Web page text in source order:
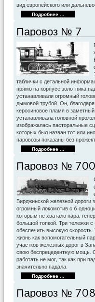
вид европейского или
Подробнее ...
Паровоз № 7
таблички с детальной
прямо на корпусе золотника
устанавливали огромный
дымовой трубой. Он,
керосиновое пламя в
устанавливала головной
изображалась пасторальные
которых был назван тот или
паровозы показаны без
Подробнее ...
Паровоз № 700
Вирджинской железной
огромный локомотив с 6
которым не хватало пара,
большой топкой. Три тележки
обеспечить высокую
жизнь как вспомогательный
участков железных дорог в
свою беспрецедентную мощь.
рабо­тать не мог, так как при
значительно падала.
Подробнее ...
Паровоз № 708